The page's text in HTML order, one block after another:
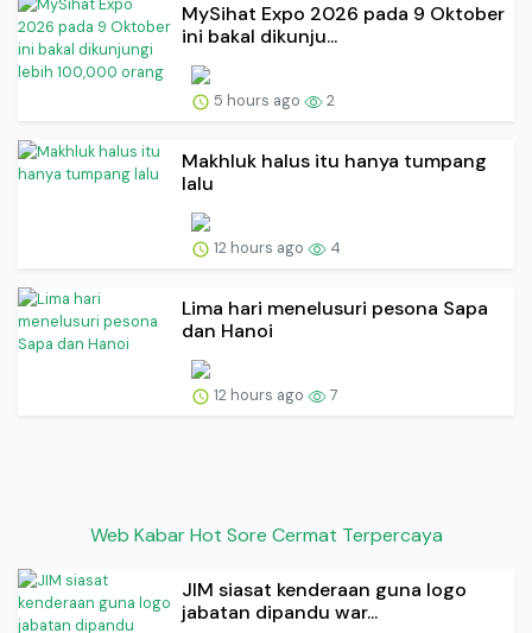
MySihat Expo 2026 pada 9 Oktober
ini bakal dikunju...
5 hours ago 2
Makhluk halus itu hanya tumpang
lalu
12 hours ago 4
Lima hari menelusuri pesona Sapa
dan Hanoi
12 hours ago 7
Web Kabar Hot Sore Cermat Terpercaya
JIM siasat kenderaan guna logo
jabatan dipandu war...